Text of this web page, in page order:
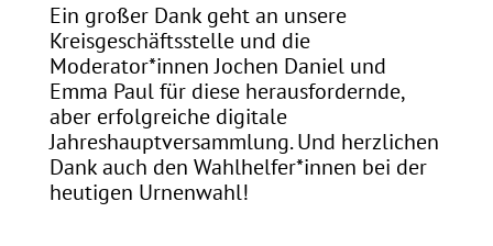
Ein großer Dank geht an unsere
Kreisgeschäftsstelle und die
Moderator*innen Jochen Daniel und
Emma Paul für diese herausfordernde,
aber erfolgreiche digitale
Jahreshauptversammlung. Und herzlichen
Dank auch den Wahlhelfer*innen bei der
heutigen Urnenwahl!